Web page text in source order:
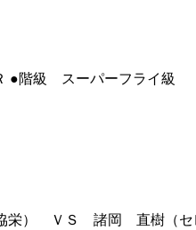
●階級 スーパーフライ級
栄） ＶＳ 諸岡 直樹（セ